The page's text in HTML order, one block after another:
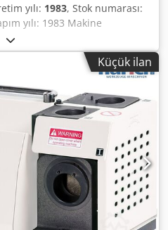
yılı: 1983, Stok numarası:
yılı: 1983 Makine
WL 2 Taşlama taşları:
ila 180° Çap: 2,5 ila 20 mm
yaklaşık. 5 bar
dolabı Çıkarma: SKF Araçları
Ayak izi: 500 x 600 mm
ekipman: Durum: iyi
500 x 600 x 1.400 mm
Küçük ilan